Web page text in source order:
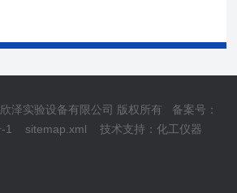
泽实验设备有限公司 版权所有 备案号：
1
sitemap.xml 技术支持：化工仪器